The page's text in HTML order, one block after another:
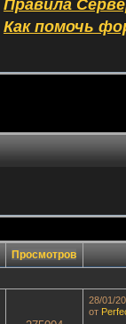
Правила
Как помочь
Просмотров
28/01/
от